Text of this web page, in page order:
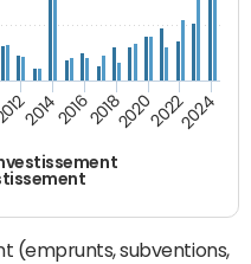
201420162018202020222024
(emprunts, subventions,